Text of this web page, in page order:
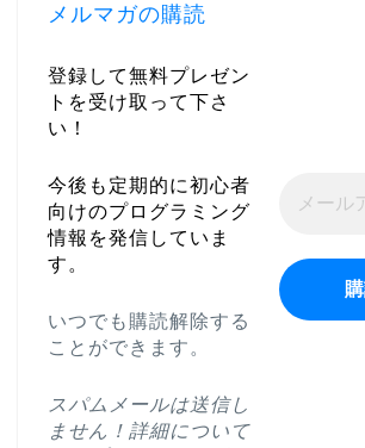
メルマガの購読
登録して無料プレゼン
トを受け取って下さ
い！
今後も定期的に初心者
向けのプログラミング
情報を発信していま
す。
いつでも購読解除する
ことができます。
スパムメールは送信し
ません！詳細について